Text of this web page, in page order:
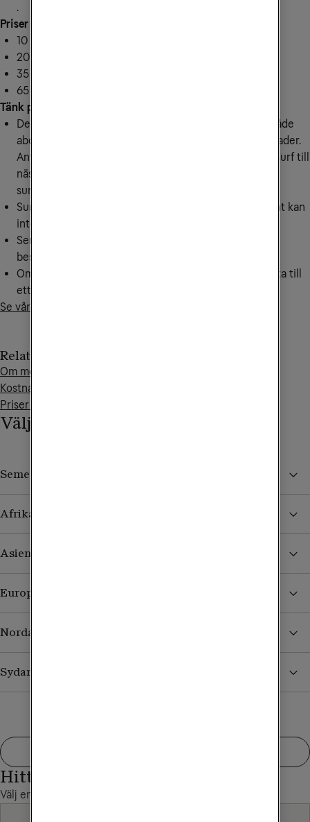
.
Priser
10 GB kostar 249 kr
20 GB kostar 299 kr
35 GB kostar 399 kr
65 GB kostar 499 kr
Tänk på
Den extra surfen du köper till ditt mobila bredband, både
abonnemang och kontant/Wifi to go, är giltig i 12 månader.
Använder du inte all surf du köpt flyttas kvarvarande surf till
nästa månad och förbrukas först när din ordinarie
surfmängd är slut igen.
Surf till mobilt bredband eller mobilt bredband kontant kan
inte användas i andra EU/EES-länder.
Semestersurf och regions-baserade surf går inte att
beställa till Wifi to go.
Om din surfmängd ofta tar slut kan det löna sig att byta till
ett abonnemang med mer surf.
Se våra mobila bredbandsabonnemang
Relaterade artiklar
Om mobiltelefoni i utlandet
Kostnadskontroll
Priser för mobiltelefoni vid uppkoppling mot satellit
Välj Semestersurf eller region
Semestersurf 24H eller Semestersurf Vecka
Afrika
Asien
Europa utanför EU/EES
Nordamerika
Sydamerika
Hittade du inte det du sökte?
Välj en annan kategori